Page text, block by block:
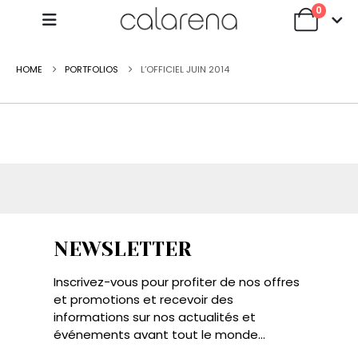
0
HOME PORTFOLIOS L’OFFICIEL JUIN 2014
NEWSLETTER
Inscrivez-vous pour profiter de nos offres
et promotions et recevoir des
informations sur nos actualités et
événements avant tout le monde...